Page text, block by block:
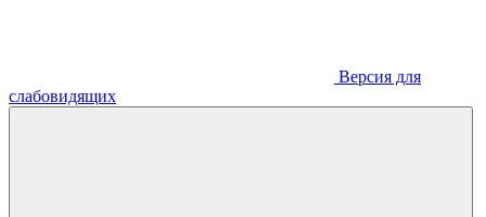
Версия для
слабовидящих